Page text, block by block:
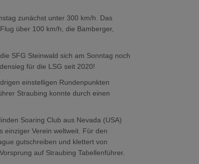
zunächst unter 300 km/h. Das
über 100 km/h, die Bamberger,
SFG Steinwald sich am Sonntag noch
für die LSG seit 2020!
einstelligen Rundenpunkten
Straubing konnte durch einen
Soaring Club aus Nevada (USA)
einziger Verein weltweit. Für den
gutschreiben und klettert von
auf Straubing Tabellenführer.